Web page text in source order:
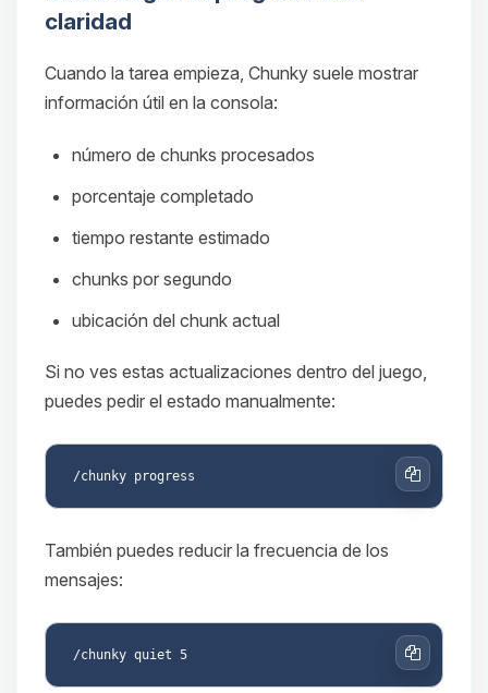
claridad
Cuando la tarea empieza, Chunky suele mostrar
información útil en la consola:
número de chunks procesados
porcentaje completado
tiempo restante estimado
chunks por segundo
ubicación del chunk actual
Si no ves estas actualizaciones dentro del juego,
puedes pedir el estado manualmente:
Copiar
También puedes reducir la frecuencia de los
mensajes:
Copiar